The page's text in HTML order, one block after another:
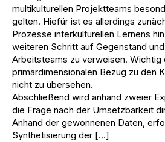
multikulturellen Projektteams
gelten. Hiefür ist es allerdings
Prozesse interkulturellen Lernens
weiteren Schritt auf Gegenstand
Arbeitsteams zu verweisen. Wichtig
primärdimensionalen Bezug zu den
nicht zu übersehen.
Abschließend wird anhand zweier
die Frage nach der Umsetzbarkeit
Anhand der gewonnenen Daten,
Synthetisierung der […]